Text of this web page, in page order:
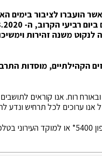
הועברו לציבור בימים
לנקוט משנה זהירות
הקהילתיים, מוסדות
רוח. אנו קוראים
אנו ערוכים לכל תרחיש